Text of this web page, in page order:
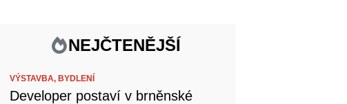
NEJČTENĚJŠÍ
VÝSTAVBA, BYDLENÍ
Developer postaví v brněnské